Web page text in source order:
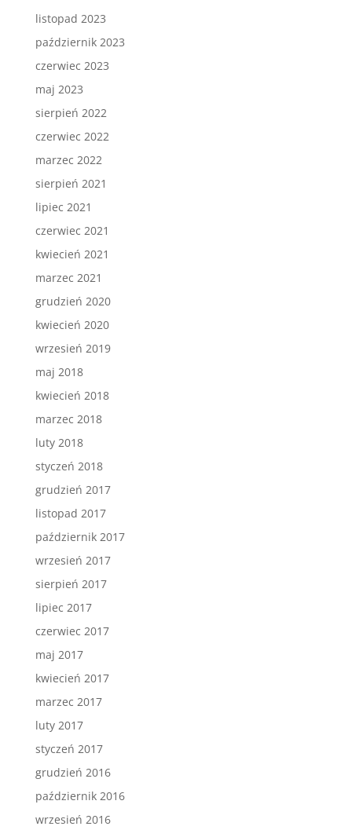
listopad 2023
październik 2023
czerwiec 2023
maj 2023
sierpień 2022
czerwiec 2022
marzec 2022
sierpień 2021
lipiec 2021
czerwiec 2021
kwiecień 2021
marzec 2021
grudzień 2020
kwiecień 2020
wrzesień 2019
maj 2018
kwiecień 2018
marzec 2018
luty 2018
styczeń 2018
grudzień 2017
listopad 2017
październik 2017
wrzesień 2017
sierpień 2017
lipiec 2017
czerwiec 2017
maj 2017
kwiecień 2017
marzec 2017
luty 2017
styczeń 2017
grudzień 2016
październik 2016
wrzesień 2016